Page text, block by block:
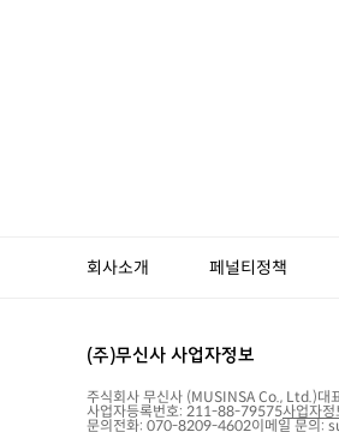
회사소개 페널티정책
(주)무신사 사업자정보
주식회사 무신사 (MUSINSA Co., Ltd.)대
사업자등록번호: 211-88-79575사업자정
문의전화: 070-8209-4602이메일 문의: